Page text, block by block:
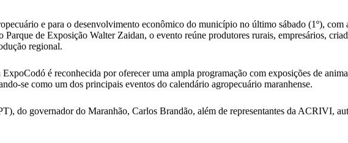
e para o desenvolvimento econômico do município no último sábado (1º), com
de Exposição Walter Zaidan, o evento reúne produtores rurais, empresários,
regional.
é reconhecida por oferecer uma ampla programação com exposições de
se como um dos principais eventos do calendário agropecuário maranhense.
do governador do Maranhão, Carlos Brandão, além de representantes da ACRIVI,